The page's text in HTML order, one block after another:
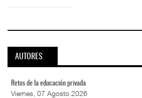
AUTORES
Retos de la educación privada
Viernes, 07 Agosto 2026